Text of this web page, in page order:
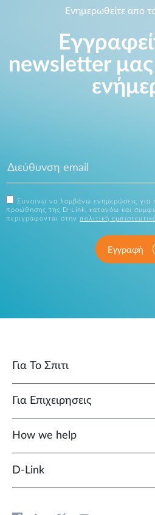
Ενημερωθείτε απο
newsletter μας
Συναινώ να λαμβάνω ενημερώσεις για
προώθησης της D-Link, κατανόω και
περιγράφονται στην πολιτική
Εγγραφή
Για Το Σπιτι
Για Επιχειρησεις
How we help
D‑Link